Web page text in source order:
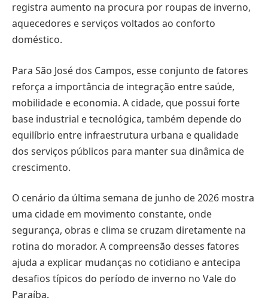
registra aumento na procura por roupas de inverno,
aquecedores e serviços voltados ao conforto
doméstico.
Para São José dos Campos, esse conjunto de fatores
reforça a importância de integração entre saúde,
mobilidade e economia. A cidade, que possui forte
base industrial e tecnológica, também depende do
equilíbrio entre infraestrutura urbana e qualidade
dos serviços públicos para manter sua dinâmica de
crescimento.
O cenário da última semana de junho de 2026 mostra
uma cidade em movimento constante, onde
segurança, obras e clima se cruzam diretamente na
rotina do morador. A compreensão desses fatores
ajuda a explicar mudanças no cotidiano e antecipa
desafios típicos do período de inverno no Vale do
Paraíba.